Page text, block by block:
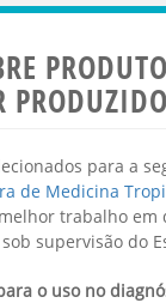
para a
de Medicina
trabalho em
supervisão do
o uso no